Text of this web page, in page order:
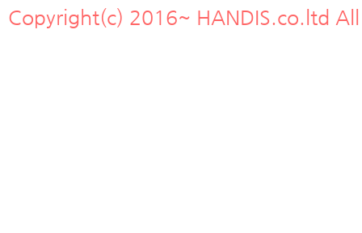
Copyright(c) 2016~ HANDIS.co.ltd